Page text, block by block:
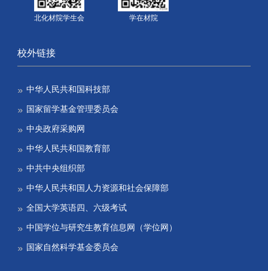
北化材院学生会 学在材院
校外链接
中华人民共和国科技部
国家留学基金管理委员会
中央政府采购网
中华人民共和国教育部
中共中央组织部
中华人民共和国人力资源和社会保障部
全国大学英语四、六级考试
中国学位与研究生教育信息网（学位网）
国家自然科学基金委员会